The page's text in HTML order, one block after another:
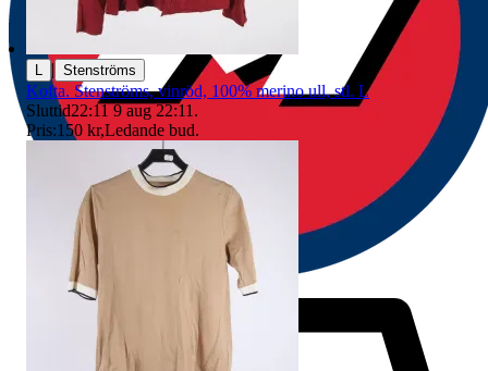
| Stenströms
Kofta. Stenströms, vinröd, 100% merino ull, stl. L
Sluttid22:11 9 aug 22:11 .
Pris:150 kr,Ledande bud.